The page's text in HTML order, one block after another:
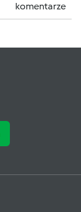
komentarze